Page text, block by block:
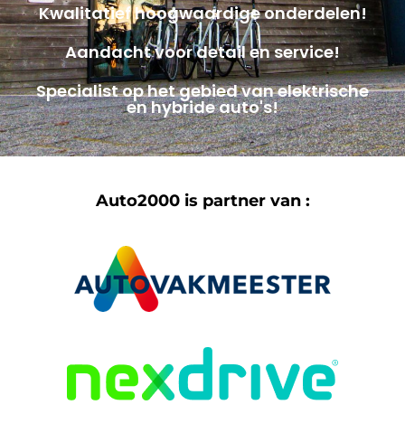
Kwalitatief hoogwaardige onderdelen!
Aandacht voor detail en service!
Specialist op het gebied van elektrische
en hybride auto's!
Auto2000 is partner van :